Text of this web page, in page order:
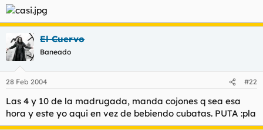
El Cuervo
Baneado
28 Feb 2004 #22
Las 4 y 10 de la madrugada, manda cojones q sea esa
hora y este yo aqui en vez de bebiendo cubatas. PUTA :pla